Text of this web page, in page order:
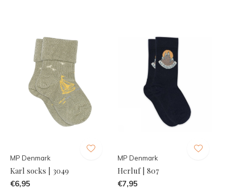
MP Denmark
Karl socks | 3049
€6,95
MP Denmark
Herluf | 807
€7,95